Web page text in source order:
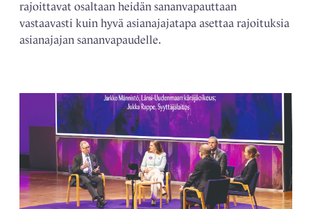
rajoittavat osaltaan heidän sananvapauttaan
vastaavasti kuin hyvä asianajajatapa asettaa rajoituksia
asianajajan sananvapaudelle.